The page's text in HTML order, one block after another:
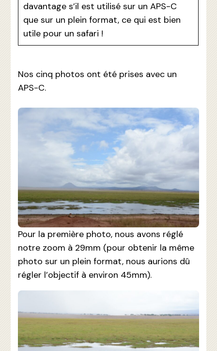
davantage s’il est utilisé sur un APS-C
que sur un plein format, ce qui est bien
utile pour un safari !
Nos cinq photos ont été prises avec un
APS-C.
Pour la première photo, nous avons réglé
notre zoom à 29mm (pour obtenir la même
photo sur un plein format, nous aurions dû
régler l’objectif à environ 45mm).